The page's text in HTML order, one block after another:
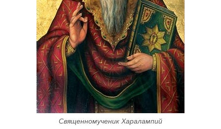
Священномученик Харалампий